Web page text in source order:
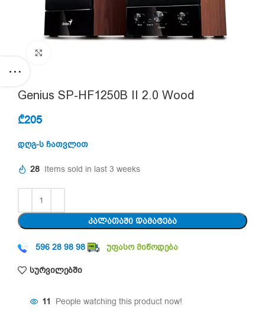
Genius SP-HF1250B II 2.0 Wood
₾205
დღგ-ს ჩათვლით
28 Items sold in last 3 weeks
ᲙᲐᲚᲐᲗᲐᲨᲘ ᲓᲐᲛᲐᲢᲔᲑᲐ
596 28 98 98 უფასო მიწოდება
სურვილებში
11 People watching this product now!